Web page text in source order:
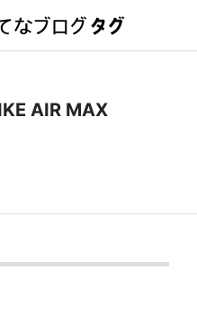
AIR MAX